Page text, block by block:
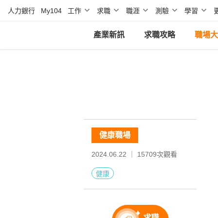
人力銀行 My104 工作 求職 職涯 測驗 學習
產業新訊 求職攻略 職場
健康職場
2024.06.22 ｜ 15709次觀看
健康